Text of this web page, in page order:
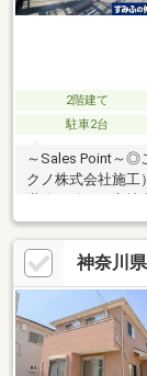
2階建て
駐車2台
～Sales Point～◎
クノ株式会社施
リビング◎ルーフ
あり◎充実のキッ
機）◎セキュリテ
量の収納スペー
キッチンに床暖
料理可能な対面
ラッグストア・郵
神奈川